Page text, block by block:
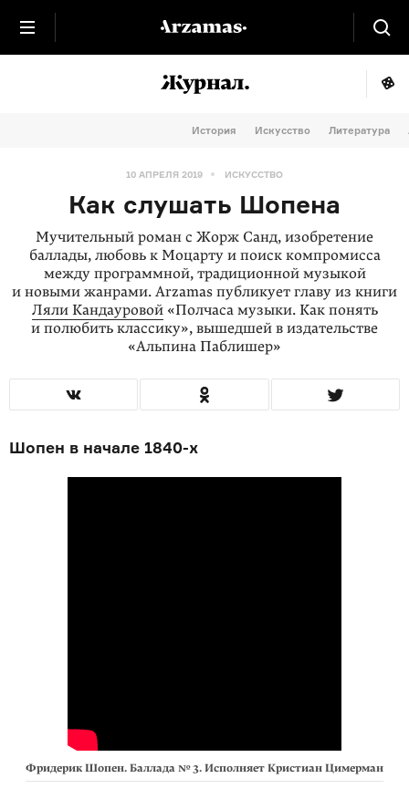
История Искусство Литература
10 АПРЕЛЯ 2019 ИСКУССТВО
Как слушать Шопена
Мучительный роман с Жорж Санд, изобретение
баллады, любовь к Моцарту и поиск компромисса
между программной, традиционной музыкой
и новыми жанрами. Arzamas публикует главу из книги
Ляли Кандауровой«Полчаса музыки. Как понять
и полюбить классику», вышедшей в издательстве
«Альпина Паблишер»
Шопен в начале 1840-х
Фридерик Шопен. Баллада № 3. Исполняет Кристиан Цимерман